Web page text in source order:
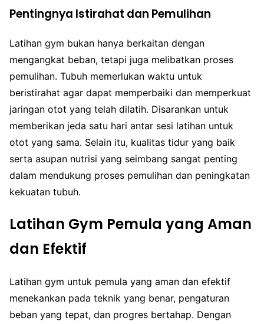
Pentingnya Istirahat dan Pemulihan
Latihan gym bukan hanya berkaitan dengan
mengangkat beban, tetapi juga melibatkan proses
pemulihan. Tubuh memerlukan waktu untuk
beristirahat agar dapat memperbaiki dan memperkuat
jaringan otot yang telah dilatih. Disarankan untuk
memberikan jeda satu hari antar sesi latihan untuk
otot yang sama. Selain itu, kualitas tidur yang baik
serta asupan nutrisi yang seimbang sangat penting
dalam mendukung proses pemulihan dan peningkatan
kekuatan tubuh.
Latihan Gym Pemula yang Aman
dan Efektif
Latihan gym untuk pemula yang aman dan efektif
menekankan pada teknik yang benar, pengaturan
beban yang tepat, dan progres bertahap. Dengan